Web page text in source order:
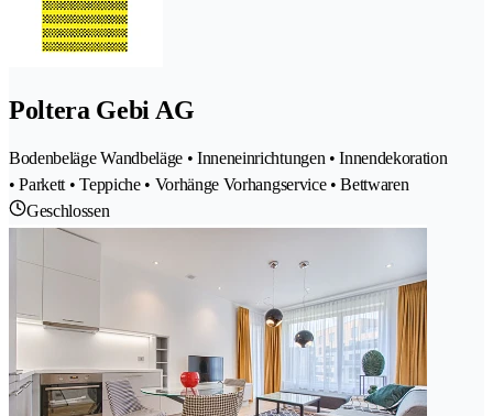
Poltera Gebi AG
Bodenbeläge Wandbeläge • Inneneinrichtungen • Innendekoration
• Parkett • Teppiche • Vorhänge Vorhangservice • Bettwaren
Geschlossen